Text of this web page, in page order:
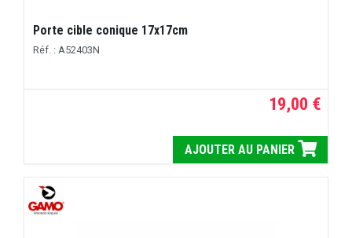
Porte cible conique 17x17cm
Réf. : A52403N
19,00 €
AJOUTER AU PANIER